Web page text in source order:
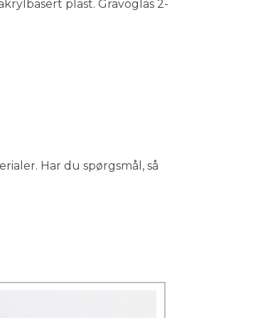
plast. Gravoglas 2-
Har du spørgsmål, så